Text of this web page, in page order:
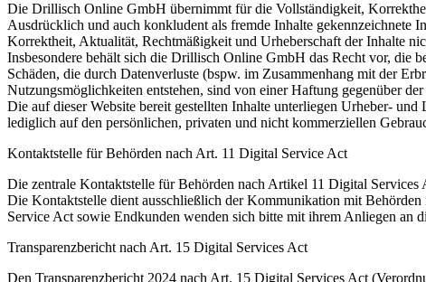
Die Drillisch Online GmbH übernimmt für die Vollständigkeit,
Ausdrücklich und auch konkludent als fremde Inhalte
Korrektheit, Aktualität, Rechtmäßigkeit und Urheberschaft der Inhalte
Insbesondere behält sich die Drillisch Online GmbH das Recht vor, die
Schäden, die durch Datenverluste (bspw. im Zusammenhang mit der
Nutzungsmöglichkeiten entstehen, sind von einer Haftung gegenüber
Die auf dieser Website bereit gestellten Inhalte unterliegen Urheber-
lediglich auf den persönlichen, privaten und nicht kommerziellen
Kontaktstelle für Behörden nach Art. 11 Digital Service Act
Die zentrale Kontaktstelle für Behörden nach Artikel 11 Digital
Die Kontaktstelle dient ausschließlich der Kommunikation mit
Service Act sowie Endkunden wenden sich bitte mit ihrem Anliegen an
Transparenzbericht nach Art. 15 Digital Services Act
Den Transparenzbericht 2024 nach Art. 15 Digital Services Act